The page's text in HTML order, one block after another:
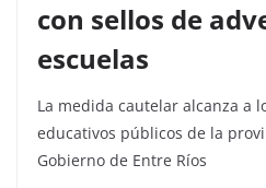
con sellos de
escuelas
La medida cautelar alcanza a
educativos públicos de la
Gobierno de Entre Ríos